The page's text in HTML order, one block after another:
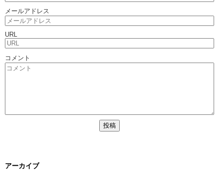
メールアドレス
URL
コメント
アーカイブ